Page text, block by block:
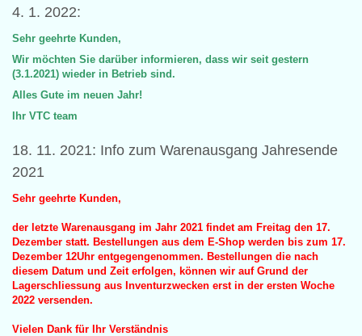
4. 1. 2022:
Sehr geehrte Kunden,
Wir möchten Sie darüber informieren, dass wir seit gestern
(3.1.2021) wieder in Betrieb sind.
Alles Gute im neuen Jahr!
Ihr VTC team
18. 11. 2021: Info zum Warenausgang Jahresende
2021
Sehr geehrte Kunden,
der letzte Warenausgang im Jahr 2021 findet am Freitag den 17.
Dezember statt. Bestellungen aus dem E-Shop werden bis zum 17.
Dezember 12Uhr entgegengenommen. Bestellungen die nach
diesem Datum und Zeit erfolgen, können wir auf Grund der
Lagerschliessung aus Inventurzwecken erst in der ersten Woche
2022 versenden.
Vielen Dank für Ihr Verständnis